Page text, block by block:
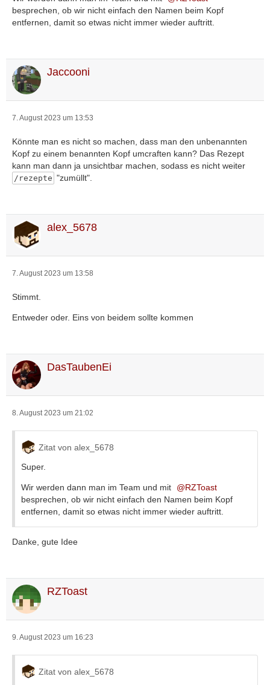
besprechen, ob wir nicht einfach den Namen beim Kopf
entfernen, damit so etwas nicht immer wieder auftritt.
Jaccooni
7. August 2023 um 13:53
Könnte man es nicht so machen, dass man den unbenannten
Kopf zu einem benannten Kopf umcraften kann? Das Rezept
kann man dann ja unsichtbar machen, sodass es nicht weiter
/rezepte "zumüllt".
alex_5678
7. August 2023 um 13:58
Stimmt.
Entweder oder. Eins von beidem sollte kommen
DasTaubenEi
8. August 2023 um 21:02
Zitat von alex_5678
Super.
Wir werden dann man im Team und mit
RZToast
besprechen, ob wir nicht einfach den Namen beim Kopf
entfernen, damit so etwas nicht immer wieder auftritt.
Danke, gute Idee
RZToast
9. August 2023 um 16:23
Zitat von alex_5678